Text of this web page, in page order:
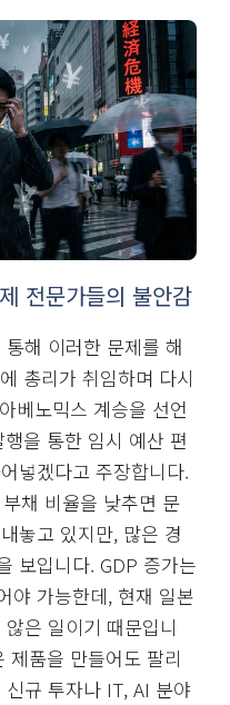
전문가들의 불안감
해 이러한 문제를 해
총리가 취임하며 다시
베노믹스 계승을 선언
을 통한 임시 예산 편
넣겠다고 주장합니다.
채 비율을 낮추면 문
놓고 있지만, 많은 경
보입니다. GDP 증가는
야 가능한데, 현재 일본
은 일이기 때문입니
제품을 만들어도 팔리
규 투자나 IT, AI 분야